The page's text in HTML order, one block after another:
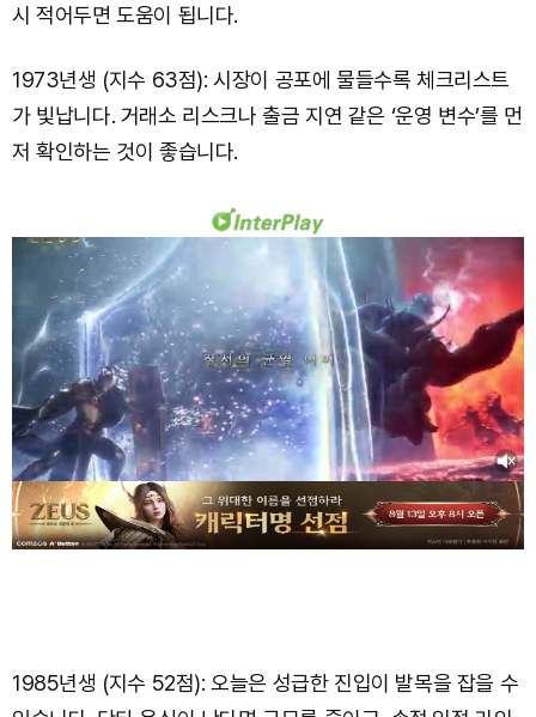
시 적어두면 도움이 됩니다.
1973년생 (지수 63점): 시장이 공포에 물들수록 체크리스트
가 빛납니다. 거래소 리스크나 출금 지연 같은 ‘운영 변수’를 먼
저 확인하는 것이 좋습니다.
1985년생 (지수 52점): 오늘은 성급한 진입이 발목을 잡을 수